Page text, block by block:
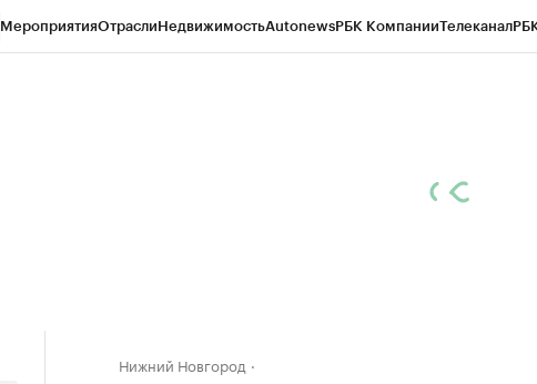
МероприятияОтраслиНедвижимостьAutonewsРБК КомпанииТелеканал
Нижний Новгород